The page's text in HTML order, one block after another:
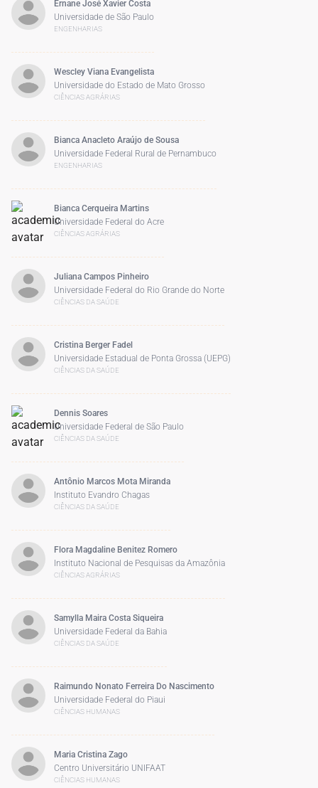
Ernane José Xavier Costa
Universidade de São Paulo
ENGENHARIAS
Wescley Viana Evangelista
Universidade do Estado de Mato Grosso
CIÊNCIAS AGRÁRIAS
Bianca Anacleto Araújo de Sousa
Universidade Federal Rural de Pernambuco
ENGENHARIAS
Bianca Cerqueira Martins
Universidade Federal do Acre
CIÊNCIAS AGRÁRIAS
Juliana Campos Pinheiro
Universidade Federal do Rio Grande do Norte
CIÊNCIAS DA SAÚDE
Cristina Berger Fadel
Universidade Estadual de Ponta Grossa (UEPG)
CIÊNCIAS DA SAÚDE
Dennis Soares
Universidade Federal de São Paulo
CIÊNCIAS DA SAÚDE
Antônio Marcos Mota Miranda
Instituto Evandro Chagas
CIÊNCIAS DA SAÚDE
Flora Magdaline Benitez Romero
Instituto Nacional de Pesquisas da Amazônia
CIÊNCIAS AGRÁRIAS
Samylla Maira Costa Siqueira
Universidade Federal da Bahia
CIÊNCIAS DA SAÚDE
Raimundo Nonato Ferreira Do Nascimento
Universidade Federal do Piaui
CIÊNCIAS HUMANAS
Maria Cristina Zago
Centro Universitário UNIFAAT
CIÊNCIAS HUMANAS